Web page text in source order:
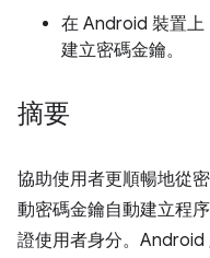
在 Android 裝置
建立密碼金鑰。
摘要
協助使用者更順暢地從
動密碼金鑰自動建立程
證使用者身分。Android